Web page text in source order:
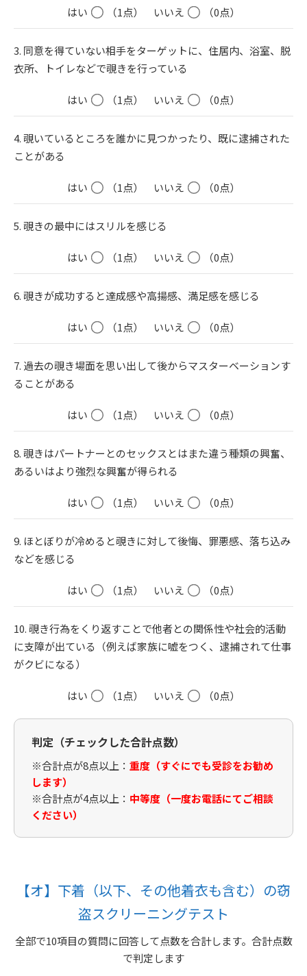
はい （1点） いいえ （0点）
3. 同意を得ていない相手をターゲットに、住居内、浴室、脱
衣所、トイレなどで覗きを行っている
はい （1点） いいえ （0点）
4. 覗いているところを誰かに見つかったり、既に逮捕された
ことがある
はい （1点） いいえ （0点）
5. 覗きの最中にはスリルを感じる
はい （1点） いいえ （0点）
6. 覗きが成功すると達成感や高揚感、満足感を感じる
はい （1点） いいえ （0点）
7. 過去の覗き場面を思い出して後からマスターベーションす
ることがある
はい （1点） いいえ （0点）
8. 覗きはパートナーとのセックスとはまた違う種類の興奮、
あるいはより強烈な興奮が得られる
はい （1点） いいえ （0点）
9. ほとぼりが冷めると覗きに対して後悔、罪悪感、落ち込み
などを感じる
はい （1点） いいえ （0点）
10. 覗き行為をくり返すことで他者との関係性や社会的活動
に支障が出ている（例えば家族に嘘をつく、逮捕されて仕事
がクビになる）
はい （1点） いいえ （0点）
判定（チェックした合計点数）
※合計点が8点以上： 重度（すぐにでも受診をお勧め
します）
※合計点が4点以上： 中等度（一度お電話にてご相談
ください）
【オ】下着（以下、その他着衣も含む）の窃
盗スクリーニングテスト
全部で10項目の質問に回答して点数を合計します。合計点数
で判定します